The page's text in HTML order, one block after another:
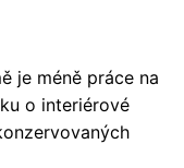
je méně práce na
o interiérové